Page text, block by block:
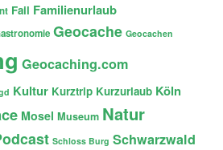
Fail Familienurlaub
Geocache Geocachen
Geocaching.com
Kultur Kurztrip Kurzurlaub Köln
Mosel Museum Natur
Schloss Burg Schwarzwald